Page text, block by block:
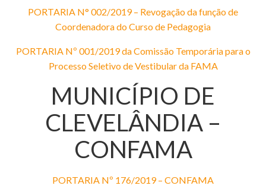
PORTARIA N° 002/2019 – Revogação da função de
Coordenadora do Curso de Pedagogia
PORTARIA Nº 001/2019 da Comissão Temporária para o
Processo Seletivo de Vestibular da FAMA
MUNICÍPIO DE
CLEVELÂNDIA –
CONFAMA
PORTARIA Nº 176/2019 – CONFAMA